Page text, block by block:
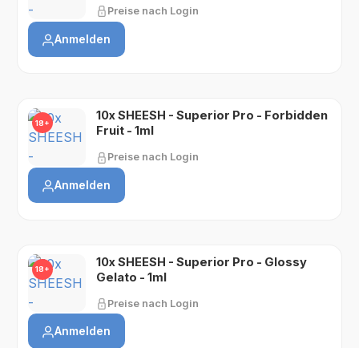
Preise nach Login
Anmelden
18+
10x SHEESH - Superior Pro - Forbidden
Fruit - 1ml
Preise nach Login
Anmelden
18+
10x SHEESH - Superior Pro - Glossy
Gelato - 1ml
Preise nach Login
Anmelden